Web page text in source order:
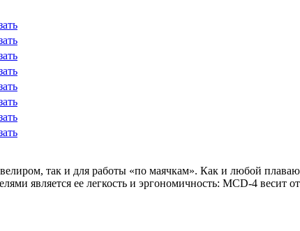
так и для работы «по маячкам». Как и любой
является ее легкость и эргономичность: MСD-4 весит